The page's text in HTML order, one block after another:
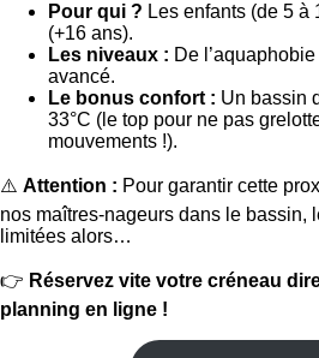
Pour qui ? Les enfants (de 5 à
(+16 ans).
Les niveaux : De
avancé.
Le bonus confort : Un bassin
33°C (le top pour ne pas
mouvements !).
⚠️ Attention : Pour garantir cette
nos maîtres-nageurs dans le bassin,
limitées alors…
👉 Réservez vite votre créneau
planning en ligne !